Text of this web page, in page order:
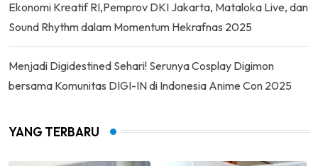
Ekonomi Kreatif RI,Pemprov DKI Jakarta, Mataloka Live, dan
Sound Rhythm dalam Momentum Hekrafnas 2025
Menjadi Digidestined Sehari! Serunya Cosplay Digimon
bersama Komunitas DIGI-IN di Indonesia Anime Con 2025
YANG TERBARU